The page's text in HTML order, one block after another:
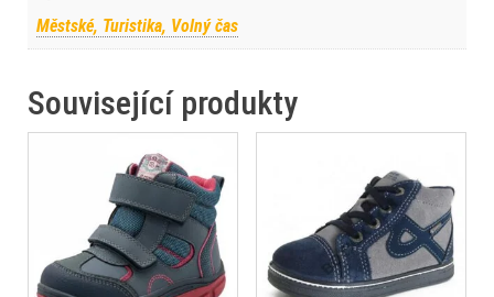
Městské, Turistika, Volný čas
Související produkty